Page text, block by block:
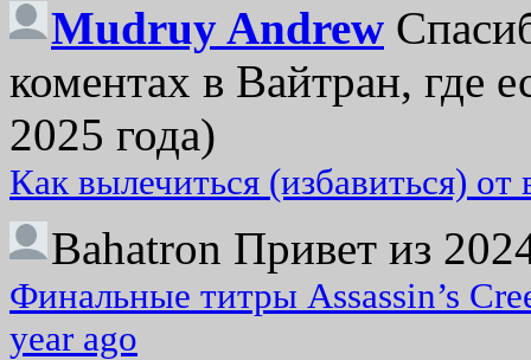
Mudruy Andrew
коментах в Вайтран, где
2025 года)
Как вылечиться (избавиться)
Bahatron Привет из
Финальные титры Assassin’s
year ago